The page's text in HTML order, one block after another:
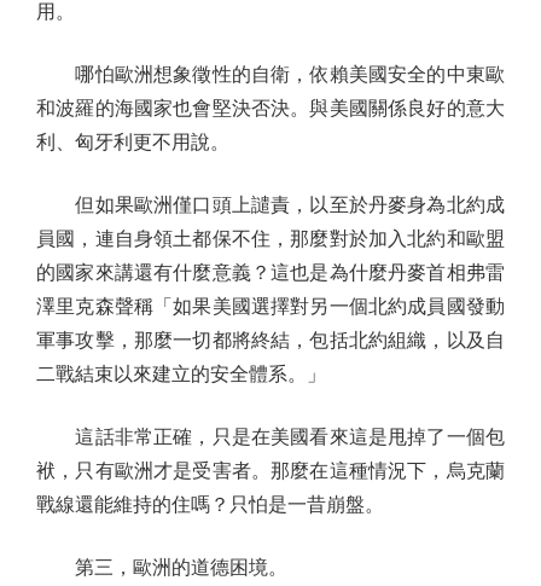
用。
哪怕歐洲想象徵性的自衛，依賴美國安全的中東歐
和波羅的海國家也會堅決否決。與美國關係良好的意大
利、匈牙利更不用說。
但如果歐洲僅口頭上譴責，以至於丹麥身為北約成
員國，連自身領土都保不住，那麼對於加入北約和歐盟
的國家來講還有什麼意義？這也是為什麼丹麥首相弗雷
澤里克森聲稱「如果美國選擇對另一個北約成員國發動
軍事攻擊，那麼一切都將終結，包括北約組織，以及自
二戰結束以來建立的安全體系。」
這話非常正確，只是在美國看來這是甩掉了一個包
袱，只有歐洲才是受害者。那麼在這種情況下，烏克蘭
戰線還能維持的住嗎？只怕是一昔崩盤。
第三，歐洲的道德困境。